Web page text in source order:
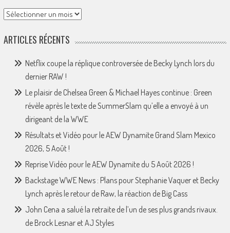
Archives
ARTICLES RÉCENTS
Netflix coupe la réplique controversée de Becky Lynch lors du
dernier RAW !
Le plaisir de Chelsea Green & Michael Hayes continue : Green
révèle après le texte de SummerSlam qu’elle a envoyé à un
dirigeant de la WWE
Résultats et Vidéo pour le AEW Dynamite Grand Slam Mexico
2026, 5 Août !
Reprise Vidéo pour le AEW Dynamite du 5 Août 2026 !
Backstage WWE News : Plans pour Stephanie Vaquer et Becky
Lynch après le retour de Raw, la réaction de Big Cass
John Cena a salué la retraite de l’un de ses plus grands rivaux.
de Brock Lesnar et AJ Styles